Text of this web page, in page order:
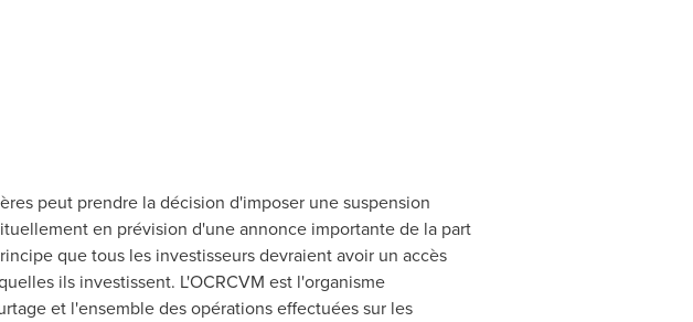
peut prendre la décision d'imposer une suspension
en prévision d'une annonce importante de la part
que tous les investisseurs devraient avoir un accès
ils investissent. L'OCRCVM est l'organisme
et l'ensemble des opérations effectuées sur les